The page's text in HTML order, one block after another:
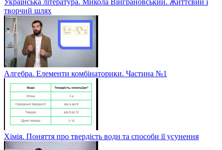
творчий шлях
Алгебра. Елементи комбінаторики. Частина №1
Хімія. Поняття про твердість води та способи її усунення